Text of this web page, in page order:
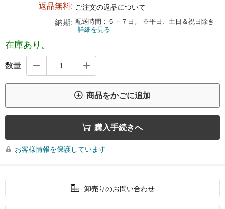
返品無料: ご注文の返品について
納期: 配送時間：５－７日。 ※平日、土日＆祝日除き
詳細を見る
在庫あり。
数量  
 商品をかごに追加
 購入手続きへ
 お客様情報を保護しています
 卸売りのお問い合わせ